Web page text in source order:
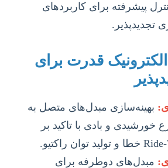
پیشرفته برای کاربردهای
تجدیدپذیر.
قدرت برای
بهینه‌سازی مبدل‌های متصل به
خورشیدی و بادی با تاکید بر
مبدل‌های دوطرفه برای